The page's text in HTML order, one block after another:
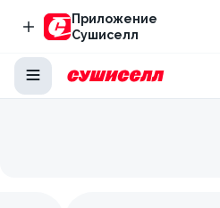
Приложение
Сушиселл